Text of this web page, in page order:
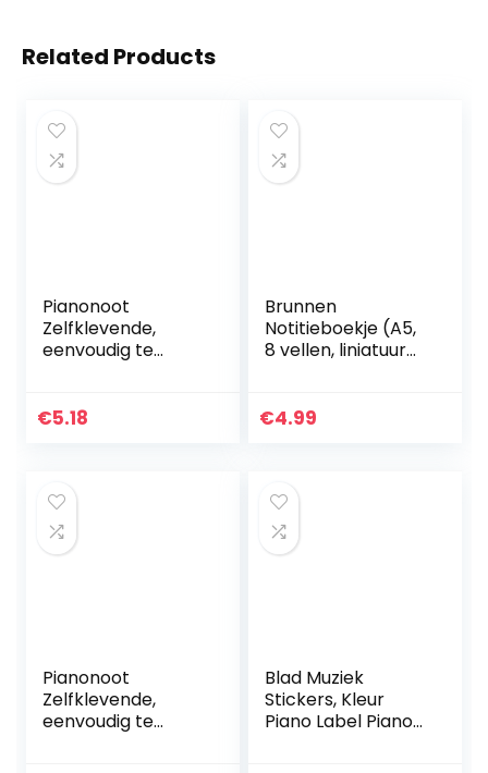
Related Products
Pianonoot
Zelfklevende,
eenvoudig te
s Transparant PVC
€5.18
Brunnen
Notitieboekje (A5,
8 vellen, liniatuur
op kleur
€4.99
Pianonoot
Zelfklevende,
eenvoudig te
Blad Muziek
Stickers, Kleur
Piano Label Piano